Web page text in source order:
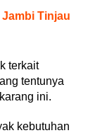
Tinjau
terkait
tentunya
ini.
kebutuhan